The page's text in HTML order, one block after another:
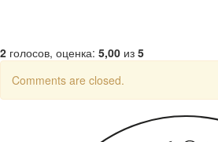
2 голосов, оценка: 5,00 из 5
Comments are closed.